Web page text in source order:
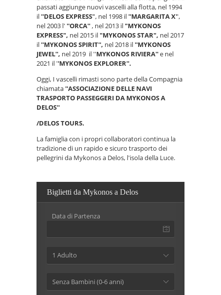
passati aggiunge nuovi vascelli alla flotta, nel 1994
il''DELOS EXPRESS'', nel 1998 il''MARGARITA X'',
nel 2003 l' ''ORCA'', nel 2013 il"MYKONOS
EXPRESS", nel 2015 il"MYKONOS STAR", nel 2017
il''MYKONOS SPIRIT'', nel 2018 il''MYKONOS
JEWEL'', nel 2019 il ''MYKONOS RIVIERA''e nel
2021 il ''MYKONOS EXPLORER''.
Oggi, I vascelli rimasti sono parte della Compagnia
chiamata''ASSOCIAZIONE DELLE NAVI
TRASPORTO PASSEGGERI DA MYKONOS A
DELOS''
/DELOS TOURS.
La famiglia con i propri collaboratori continua la
tradizione di un rapido e sicuro trasporto dei
pellegrini da Mykonos a Delos, l'isola della Luce.
Biglietti da Mykonos a Delos
Data di Partenza
1 Adulto
Senza Bambini (0-6 anni)